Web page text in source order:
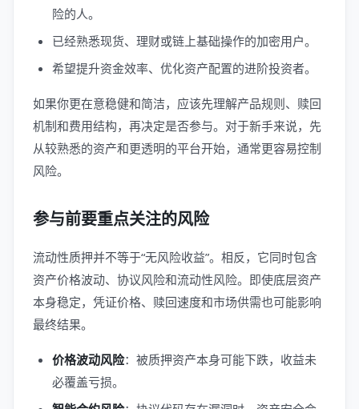
险的人。
已经熟悉现货、理财或链上基础操作的加密用户。
希望提升资金效率、优化资产配置的进阶投资者。
如果你更在意稳健和简洁，应该先理解产品规则、赎回
机制和费用结构，再决定是否参与。对于新手来说，先
从较熟悉的资产和更透明的平台开始，通常更容易控制
风险。
参与前要重点关注的风险
流动性质押并不等于“无风险收益”。相反，它同时包含
资产价格波动、协议风险和流动性风险。即使底层资产
本身稳定，凭证价格、赎回速度和市场供需也可能影响
最终结果。
价格波动风险：被质押资产本身可能下跌，收益未
必覆盖亏损。